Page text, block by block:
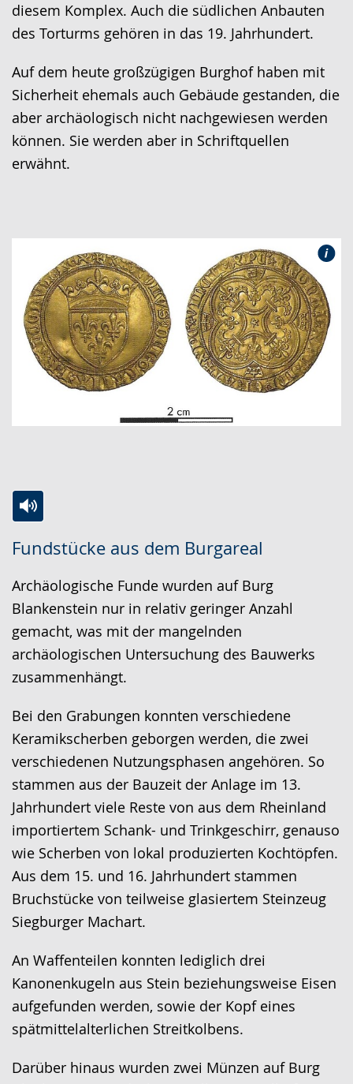
diesem Komplex. Auch die südlichen Anbauten
des Torturms gehören in das 19. Jahrhundert.
Auf dem heute großzügigen Burghof haben mit
Sicherheit ehemals auch Gebäude gestanden, die
aber archäologisch nicht nachgewiesen werden
können. Sie werden aber in Schriftquellen
erwähnt.
Fundstücke aus dem Burgareal
Leichten
Sprache
wechseln.
Audio-
Unterstützung.
Video
in
Deutscher
Gebärdensprache
wird
Archäologische Funde wurden auf Burg
Blankenstein nur in relativ geringer Anzahl
gemacht, was mit der mangelnden
archäologischen Untersuchung des Bauwerks
zusammenhängt.
Bei den Grabungen konnten verschiedene
Keramikscherben geborgen werden, die zwei
verschiedenen Nutzungsphasen angehören. So
stammen aus der Bauzeit der Anlage im 13.
Jahrhundert viele Reste von aus dem Rheinland
importiertem Schank- und Trinkgeschirr, genauso
wie Scherben von lokal produzierten Kochtöpfen.
Aus dem 15. und 16. Jahrhundert stammen
Bruchstücke von teilweise glasiertem Steinzeug
Siegburger Machart.
An Waffenteilen konnten lediglich drei
Kanonenkugeln aus Stein beziehungsweise Eisen
aufgefunden werden, sowie der Kopf eines
spätmittelalterlichen Streitkolbens.
Darüber hinaus wurden zwei Münzen auf Burg